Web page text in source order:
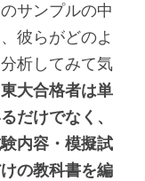
サンプルの中
彼らがどのよ
析してみて気
東大合格者は単
だけでなく、
内容・模擬試
の教科書を編